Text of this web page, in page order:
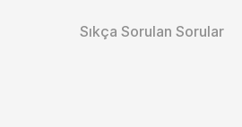
Sıkça Sorulan Sorular